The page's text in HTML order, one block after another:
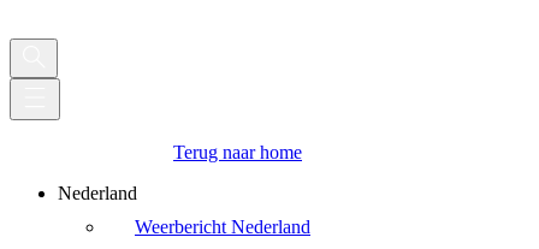
Terug naar home
Nederland
Weerbericht Nederland